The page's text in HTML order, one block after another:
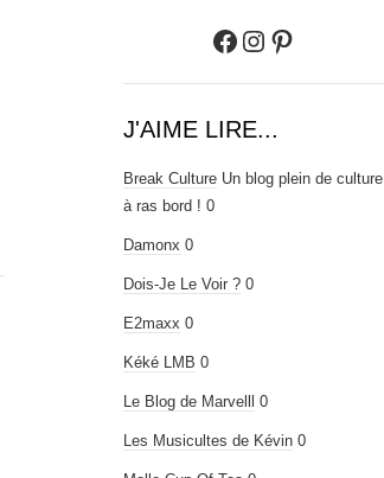
Facebook
Instagram
Pinterest
J'AIME LIRE...
Break Culture Un blog plein de culture
à ras bord ! 0
Damonx 0
Dois-Je Le Voir ? 0
E2maxx 0
Kéké LMB 0
Le Blog de Marvelll 0
Les Musicultes de Kévin 0